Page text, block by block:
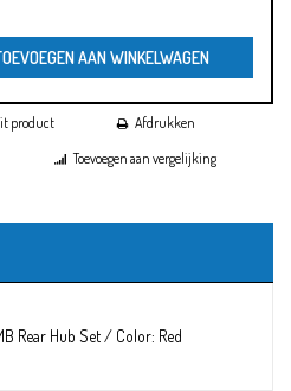
AAN WINKELWAGEN
product
Afdrukken
Toevoegen aan vergelijking
Rear Hub Set / Color: Red